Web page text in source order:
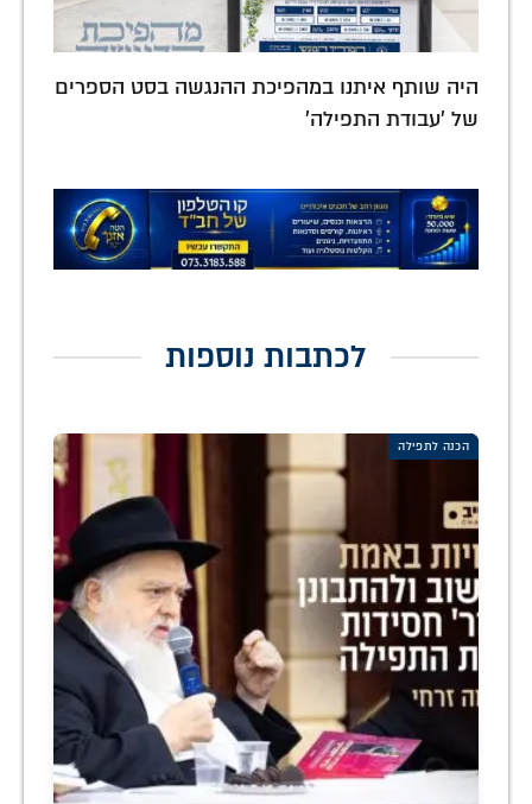
היה שותף איתנו במהפיכת ההנגשה בסט הספרים
של 'עבודת התפילה'
לכתבות נוספות
הכנה לתפילה